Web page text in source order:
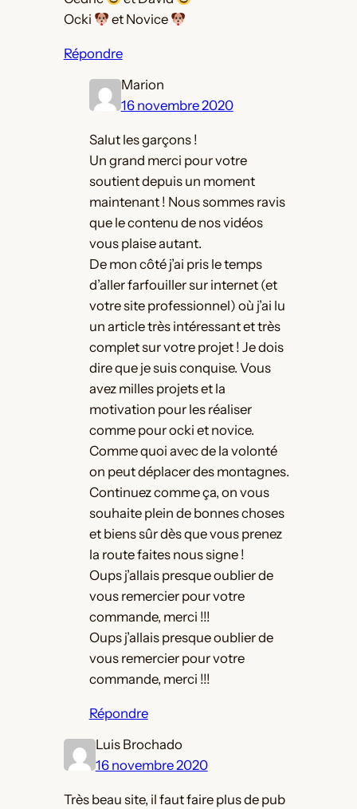
Ocki
et Novice
Répondre
Marion
16 novembre 2020
Salut les garçons !
Un grand merci pour votre
soutient depuis un moment
maintenant ! Nous sommes ravis
que le contenu de nos vidéos
vous plaise autant.
De mon côté j’ai pris le temps
d’aller farfouiller sur internet (et
votre site professionnel) où j’ai lu
un article très intéressant et très
complet sur votre projet ! Je dois
dire que je suis conquise. Vous
avez milles projets et la
motivation pour les réaliser
comme pour ocki et novice.
Comme quoi avec de la volonté
on peut déplacer des montagnes.
Continuez comme ça, on vous
souhaite plein de bonnes choses
et biens sûr dès que vous prenez
la route faites nous signe !
Oups j’allais presque oublier de
vous remercier pour votre
commande, merci !!!
Oups j’allais presque oublier de
vous remercier pour votre
commande, merci !!!
Répondre
Luis Brochado
16 novembre 2020
Très beau site, il faut faire plus de pub